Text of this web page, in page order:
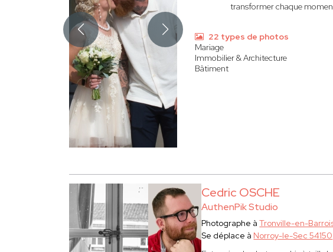
transformer chaque
22 types de photos
Mariage
Immobilier & Architecture
Bâtiment
Cedric OSCHE
AuthenPik Studio
Photographe àTronville-en-
Se déplace à Norroy-le-Sec 54150